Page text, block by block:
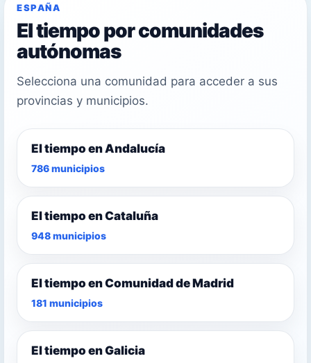
ESPAÑA
El tiempo por comunidades
autónomas
Selecciona una comunidad para acceder a sus
provincias y municipios.
El tiempo en Andalucía
786 municipios
El tiempo en Cataluña
948 municipios
El tiempo en Comunidad de Madrid
181 municipios
El tiempo en Galicia